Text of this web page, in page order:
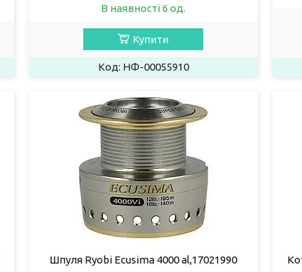
В наявності 6 од.
Купити
НФ-00055910
Шпуля Ryobi Ecusima 4000 al,17021990